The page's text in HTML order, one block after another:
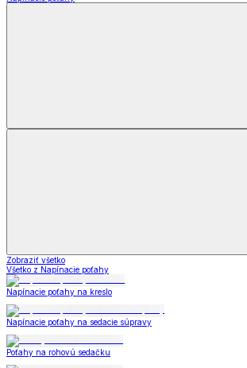
Zobraziť všetko
Všetko z Napínacie poťahy
Napínacie poťahy na kreslo
Napínacie poťahy na sedacie súpravy
Poťahy na rohovú sedačku